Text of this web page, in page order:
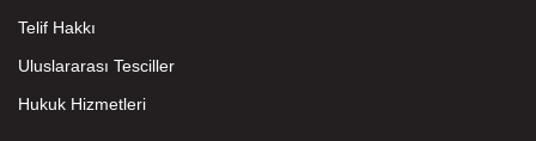
Telif Hakkı
Uluslararası Tesciller
Hukuk Hizmetleri